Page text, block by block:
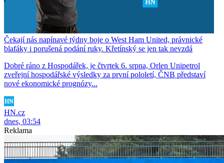
Čekají nás napínavé týdny boje o West Ham United, právnické
blafáky i porušená podání ruky. Křetínský se jen tak nevzdá
Dobré ráno z Hospodářek, je čtvrtek 6. srpna, Orlen Unipetrol
zveřejní hospodářské výsledky za první pololetí, ČNB představí
nové ekonomické prognózy...
HN.cz
dnes, 03:54
Reklama